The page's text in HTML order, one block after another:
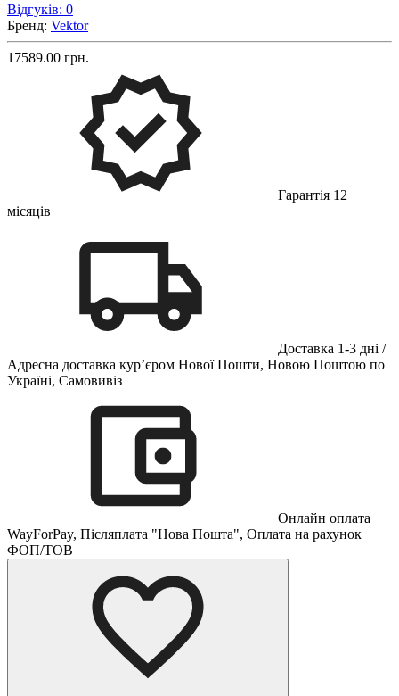
Відгуків: 0
Бренд: Vektor
17589.00 грн.
Гарантія 12
місяців
Доставка 1-3 дні /
Адресна доставка кур’єром Нової Пошти, Новою Поштою по
Україні, Самовивіз
Онлайн оплата
WayForPay, Післяплата "Нова Пошта", Оплата на рахунок
ФОП/ТОВ